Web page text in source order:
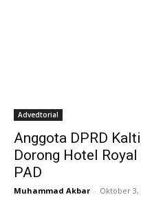
Advedtorial
Anggota DPRD
Dorong Hotel
PAD
Muhammad Akbar - Oktober 3,